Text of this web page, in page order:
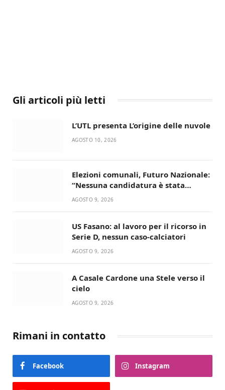
Gli articoli più letti
L’UTL presenta L’origine delle nuvole
AGOSTO 10, 2026
Elezioni comunali, Futuro Nazionale:
“Nessuna candidatura è stata
ancora decisa”
AGOSTO 9, 2026
US Fasano: al lavoro per il ricorso in
Serie D, nessun caso-calciatori
AGOSTO 9, 2026
A Casale Cardone una Stele verso il
cielo
AGOSTO 9, 2026
Rimani in contatto
Facebook Instagram